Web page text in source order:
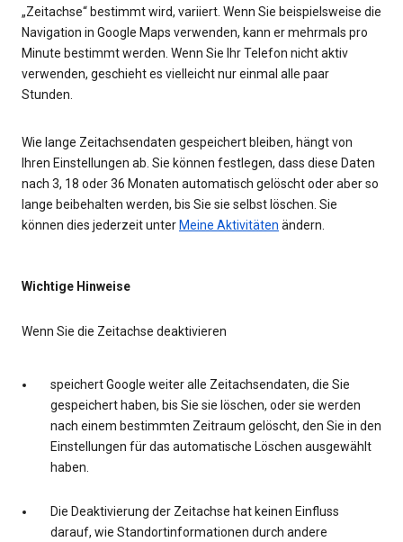
„Zeitachse“ bestimmt wird, variiert. Wenn Sie beispielsweise die
Navigation in Google Maps verwenden, kann er mehrmals pro
Minute bestimmt werden. Wenn Sie Ihr Telefon nicht aktiv
verwenden, geschieht es vielleicht nur einmal alle paar
Stunden.
Wie lange Zeitachsendaten gespeichert bleiben, hängt von
Ihren Einstellungen ab. Sie können festlegen, dass diese Daten
nach 3, 18 oder 36 Monaten automatisch gelöscht oder aber so
lange beibehalten werden, bis Sie sie selbst löschen. Sie
können dies jederzeit unter Meine Aktivitäten ändern.
Wichtige Hinweise
Wenn Sie die Zeitachse deaktivieren
speichert Google weiter alle Zeitachsendaten, die Sie
gespeichert haben, bis Sie sie löschen, oder sie werden
nach einem bestimmten Zeitraum gelöscht, den Sie in den
Einstellungen für das automatische Löschen ausgewählt
haben.
Die Deaktivierung der Zeitachse hat keinen Einfluss
darauf, wie Standortinformationen durch andere